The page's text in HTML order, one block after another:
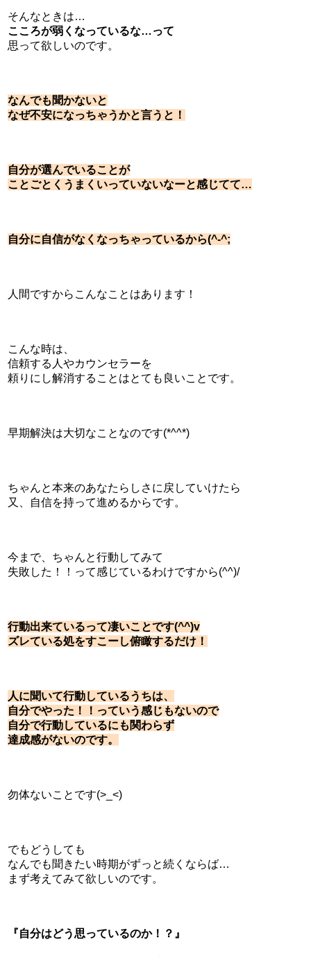
そんなときは…
こころが弱くなっているな…って
思って欲しいのです。
なんでも聞かないと
なぜ不安になっちゃうかと言うと！
自分が選んでいることが
ことごとくうまくいっていないなーと感じてて…
自分に自信がなくなっちゃっているから(^-^;
人間ですからこんなことはあります！
こんな時は、
信頼する人やカウンセラーを
頼りにし解消することはとても良いことです。
早期解決は大切なことなのです(*^^*)
ちゃんと本来のあなたらしさに戻していけたら
又、自信を持って進めるからです。
今まで、ちゃんと行動してみて
失敗した！！って感じているわけですから(^^)/
行動出来ているって凄いことです(^^)v
ズレている処をすこーし俯瞰するだけ！
人に聞いて行動しているうちは、
自分でやった！！っていう感じもないので
自分で行動しているにも関わらず
達成感がないのです。
勿体ないことです(>_<)
でもどうしても
なんでも聞きたい時期がずっと続くならば…
まず考えてみて欲しいのです。
『自分はどう思っているのか！？』